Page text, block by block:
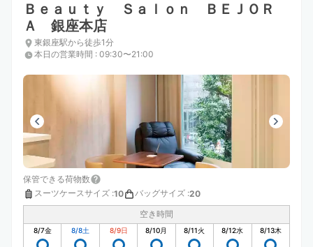
Ｂｅａｕｔｙ Ｓａｌｏｎ ＢＥＪＯＲ
Ａ 銀座本店
東銀座駅から徒歩1分
本日の営業時間 : 09:30〜21:00
保管できる荷物数
スーツケースサイズ :10 バッグサイズ :20
空き時間
8/7金 8/8土 8/9日 8/10月 8/11火 8/12水 8/13木